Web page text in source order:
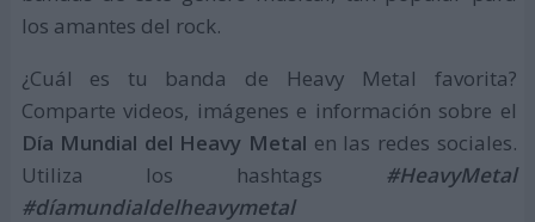
los amantes del rock.
¿Cuál es tu banda de Heavy Metal favorita?
Comparte videos, imágenes e información sobre el
Día Mundial del Heavy Metal en las redes sociales.
Utiliza los hashtags #HeavyMetal
#díamundialdelheavymetal